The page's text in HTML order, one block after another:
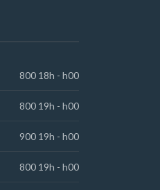
800 18h - h00
800 19h - h00
900 19h - h00
800 19h - h00